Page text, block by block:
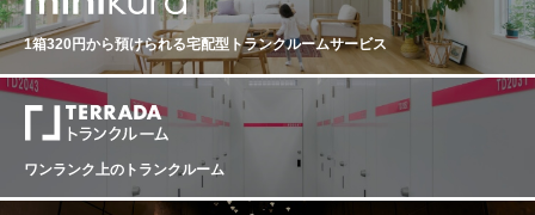
う。 REMOISSENET PERE ET FILS GEVERY CHAMBE
RTIN PREMIER CRU LE TRIO ドメーヌ・ルモワスネ ジ
ュヴレ・シャンベルタン プルミエ・クリュ ル・トリオ
生産地：フランス ブルゴーニュ コート・ド・ニュイ ジ
ュヴレ・シャンベルタン 原産地呼称：AOC. GEVREY C
HAMBERTIN ぶどう品種：ピノ・ノワール 100% 味わ
い：赤ワイン 辛口 ミディアムボディ
1箱320円から預けられる宅配型トランクルームサービス
ワンランク上のトランクルーム